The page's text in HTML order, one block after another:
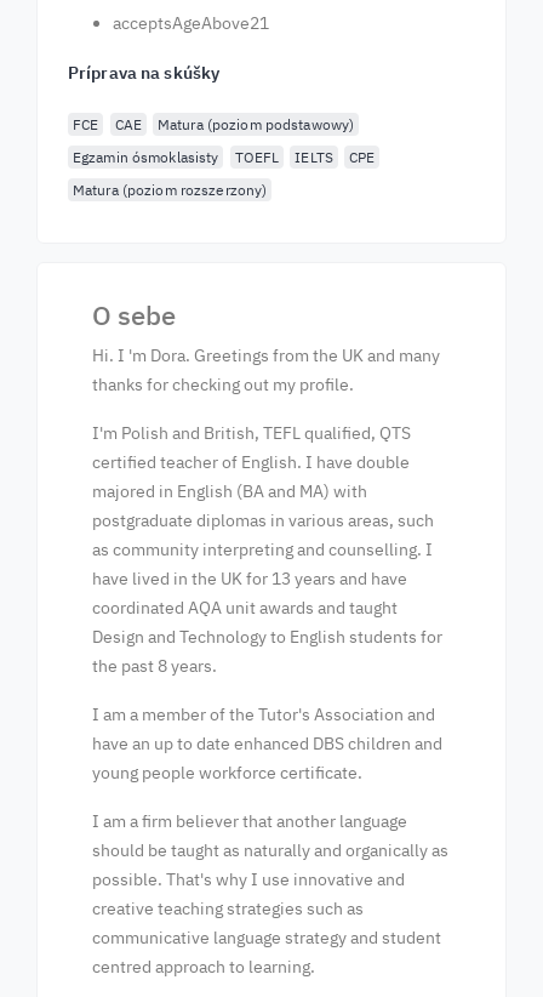
acceptsAgeAbove21
Príprava na skúšky
FCE CAE
Matura (poziom podstawowy)
Egzamin ósmoklasisty
TOEFL IELTS
CPE
Matura (poziom rozszerzony)
O sebe
Hi. I 'm Dora. Greetings from the UK and many
thanks for checking out my profile.
I'm Polish and British, TEFL qualified, QTS
certified teacher of English. I have double
majored in English (BA and MA) with
postgraduate diplomas in various areas, such
as community interpreting and counselling. I
have lived in the UK for 13 years and have
coordinated AQA unit awards and taught
Design and Technology to English students for
the past 8 years.
I am a member of the Tutor's Association and
have an up to date enhanced DBS children and
young people workforce certificate.
I am a firm believer that another language
should be taught as naturally and organically as
possible. That's why I use innovative and
creative teaching strategies such as
communicative language strategy and student
centred approach to learning.